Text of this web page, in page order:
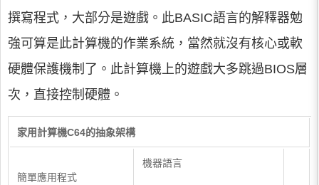
撰寫程式，大部分是遊戲。此BASIC語言的解釋器勉
強可算是此計算機的作業系統，當然就沒有核心或軟
硬體保護機制了。此計算機上的遊戲大多跳過BIOS層
次，直接控制硬體。
家用計算機C64的抽象架構
簡單應用程式
機器語言